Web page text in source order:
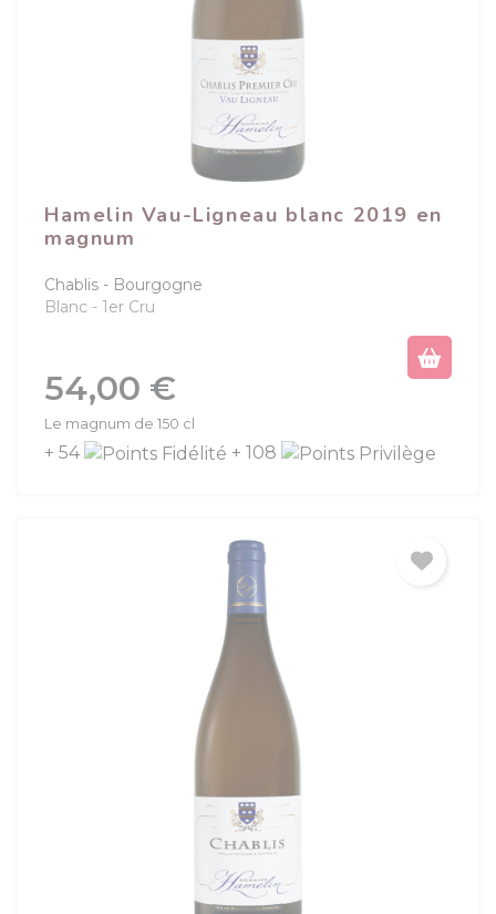
Hamelin Vau-Ligneau blanc 2019 en
magnum
Chablis
Bourgogne
Blanc
1er Cru
Prix
54,00 €
Le magnum de 150 cl
+ 54 + 108